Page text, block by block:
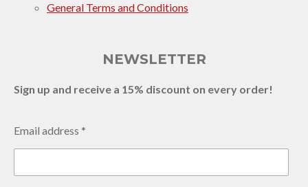
General Terms and Conditions
NEWSLETTER
Sign up and receive a 15% discount on every order!
Email address *